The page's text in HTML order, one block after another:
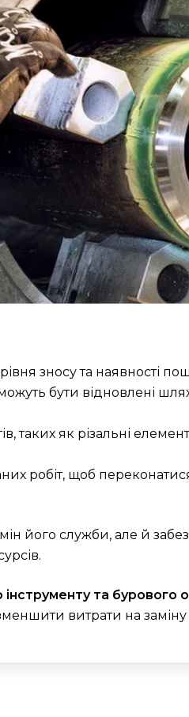
зносу та наявності
бути відновлені
як різальні
робіт, щоб
його служби, але й
інструменту та бурового
витрати на заміну